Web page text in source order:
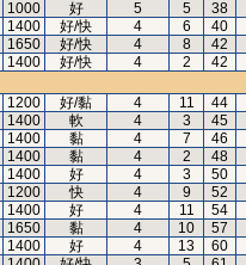
1000 好 5 5 38
1400 好/快 4 6 40
1650 好/快 4 8 42
1400 好/快 4 2 42
1200 好/黏 4 11 44
1400 軟 4 3 45
1400 黏 4 7 46
1400 黏 4 2 48
1400 好 4 3 50
1200 快 4 9 52
1400 好 4 11 54
1650 黏 4 10 57
1400 好 4 13 60